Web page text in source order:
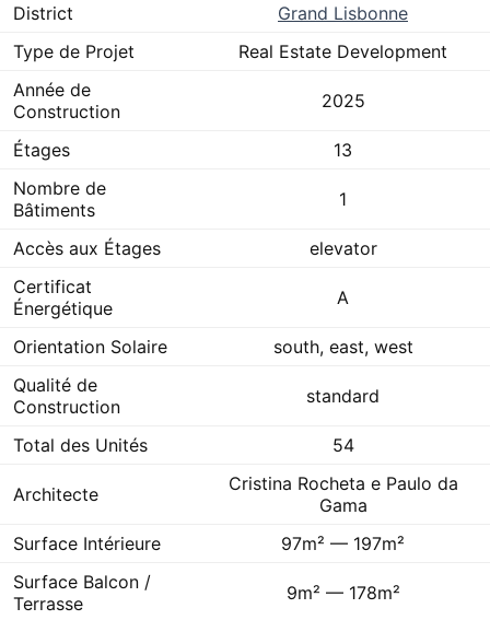
District
Grand Lisbonne
Type de Projet
Real Estate Development
Année de
Construction
2025
Étages
13
Nombre de
Bâtiments
1
Accès aux Étages
elevator
Certificat
Énergétique
A
Orientation Solaire
south, east, west
Qualité de
Construction
standard
Total des Unités 54
Architecte
Cristina Rocheta e Paulo da
Gama
Surface Intérieure
97m² — 197m²
Surface Balcon /
Terrasse
9m² — 178m²